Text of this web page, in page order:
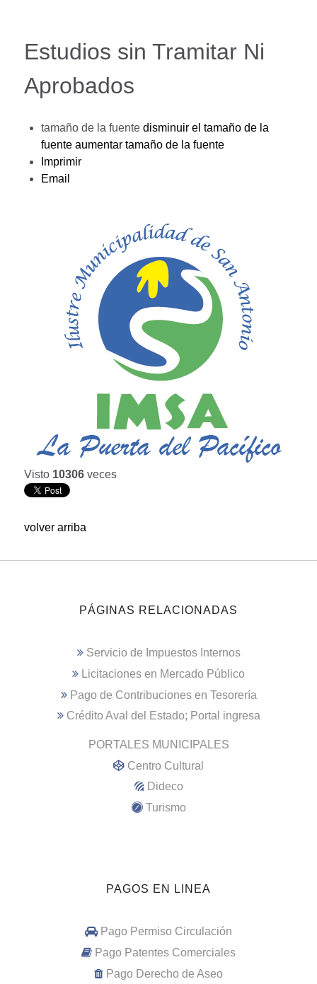
Estudios sin Tramitar Ni
Aprobados
tamaño de la fuente disminuir el tamaño de la
fuente aumentar tamaño de la fuente
Imprimir
Email
Visto 10306 veces
volver arriba
PÁGINAS RELACIONADAS
Servicio de Impuestos Internos
Licitaciones en Mercado Público
Pago de Contribuciones en Tesorería
Crédito Aval del Estado; Portal ingresa
PORTALES MUNICIPALES
Centro Cultural
Dideco
Turismo
PAGOS EN LINEA
Pago Permiso Circulación
Pago Patentes Comerciales
Pago Derecho de Aseo